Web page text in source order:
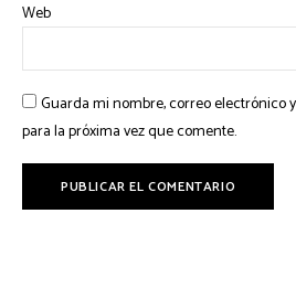
Web
Guarda mi nombre, correo electrónico
para la próxima vez que comente.